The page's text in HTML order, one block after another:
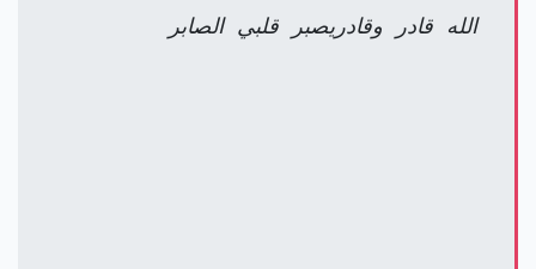
الله قادر وقادريصبر قلبي الصابر